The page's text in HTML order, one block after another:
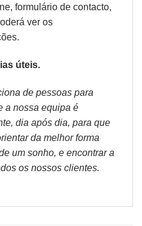
formulário de contacto,
ver os
.
úteis.
de pessoas para
a nossa equipa é
dia após dia, para que
da melhor forma
um sonho, e encontrar a
os nossos clientes.